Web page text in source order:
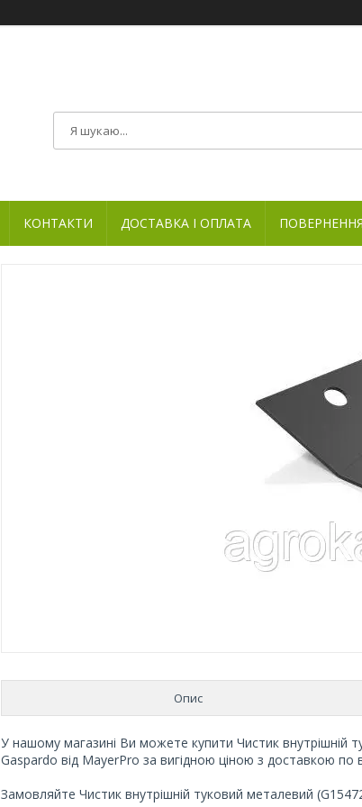
КОНТАКТИ ДОСТАВКА І ОПЛАТА
Опис
У нашому магазині Ви можете купити Чистик внутрішній
Gaspardo від MayerPro за вигідною ціною з доставкою по
Замовляйте Чистик внутрішній туковий металевий